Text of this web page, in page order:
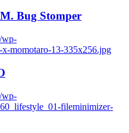
Bug Stomper
wp-
momotaro-13-335x256.jpg
wp-
fileminimizer-